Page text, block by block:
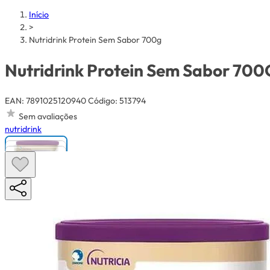
Início
>
Nutridrink Protein Sem Sabor 700g
Nutridrink Protein Sem Sabor
EAN: 7891025120940Código: 513794
Sem avaliações
nutridrink